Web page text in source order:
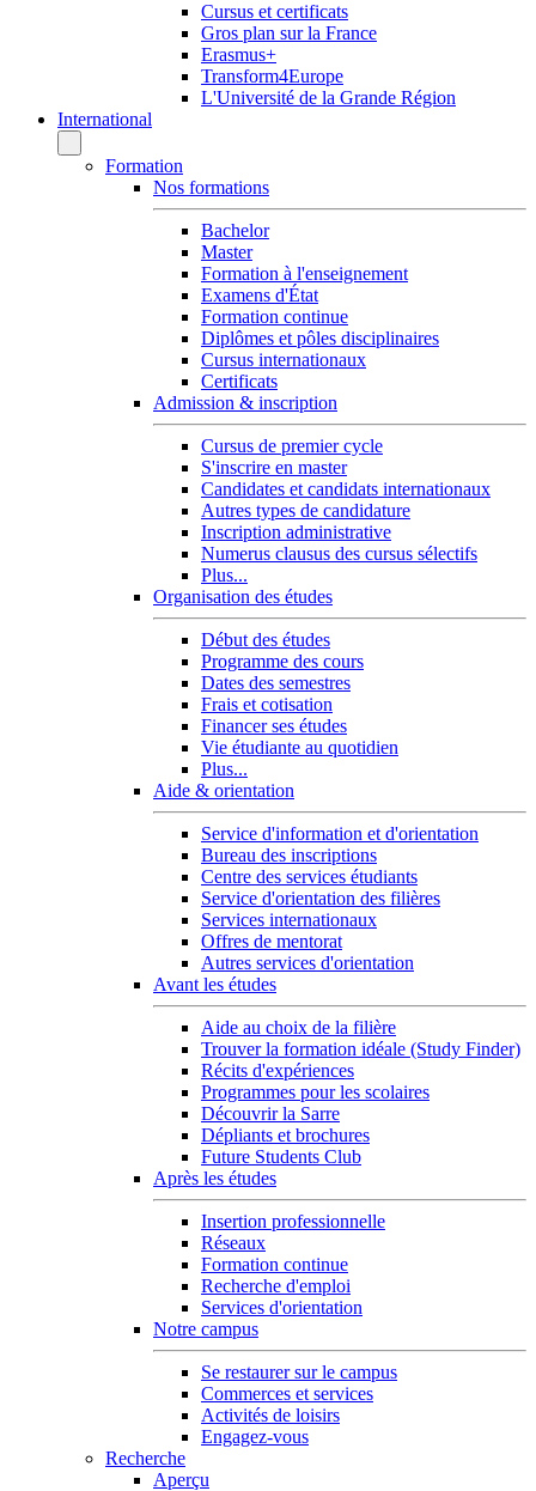
Cursus et certificats
Gros plan sur la France
Erasmus+
Transform4Europe
L'Université de la Grande Région
International
Formation
Nos formations
Bachelor
Master
Formation à l'enseignement
Examens d'État
Formation continue
Diplômes et pôles disciplinaires
Cursus internationaux
Certificats
Admission & inscription
Cursus de premier cycle
S'inscrire en master
Candidates et candidats internationaux
Autres types de candidature
Inscription administrative
Numerus clausus des cursus sélectifs
Plus...
Organisation des études
Début des études
Programme des cours
Dates des semestres
Frais et cotisation
Financer ses études
Vie étudiante au quotidien
Plus...
Aide & orientation
Service d'information et d'orientation
Bureau des inscriptions
Centre des services étudiants
Service d'orientation des filières
Services internationaux
Offres de mentorat
Autres services d'orientation
Avant les études
Aide au choix de la filière
Trouver la formation idéale (Study Finder)
Récits d'expériences
Programmes pour les scolaires
Découvrir la Sarre
Dépliants et brochures
Future Students Club
Après les études
Insertion professionnelle
Réseaux
Formation continue
Recherche d'emploi
Services d'orientation
Notre campus
Se restaurer sur le campus
Commerces et services
Activités de loisirs
Engagez-vous
Recherche
Aperçu